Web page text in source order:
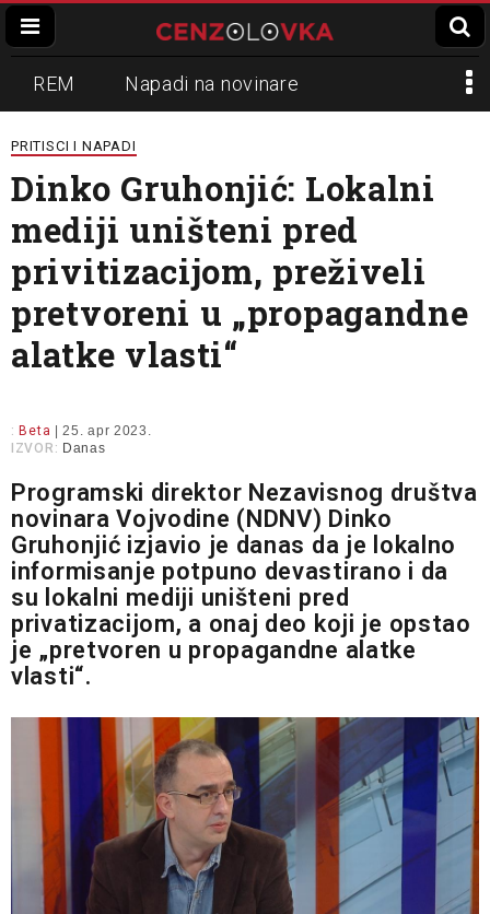
REM Napadi na novinare
Zvučni top
Propaganda Lokalni mediji
Informer Slavko Ćuruvija
PRITISCI I NAPADI
Dinko Gruhonjić: Lokalni
mediji uništeni pred
privitizacijom, preživeli
pretvoreni u „propagandne
alatke vlasti“
: Beta | 25. apr 2023.
IZVOR: Danas
Programski direktor Nezavisnog društva
novinara Vojvodine (NDNV) Dinko
Gruhonjić izjavio je danas da je lokalno
informisanje potpuno devastirano i da
su lokalni mediji uništeni pred
privatizacijom, a onaj deo koji je opstao
je „pretvoren u propagandne alatke
vlasti“.